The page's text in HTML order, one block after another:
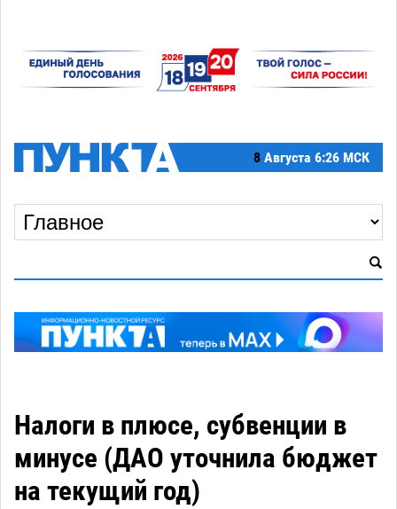
8 Августа 6:26 МСК
Налоги в плюсе, субвенции в
минусе (ДАО уточнила бюджет
на текущий год)